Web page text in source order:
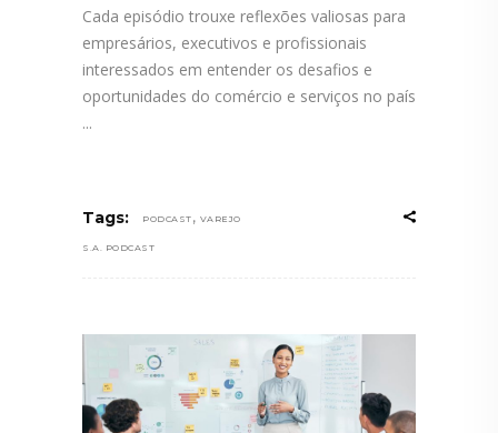
Cada episódio trouxe reflexões valiosas para
empresários, executivos e profissionais
interessados em entender os desafios e
oportunidades do comércio e serviços no país
Tags: PODCAST , VAREJO
S.A. PODCAST